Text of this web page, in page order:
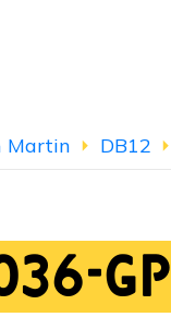
Martin DB12
GP